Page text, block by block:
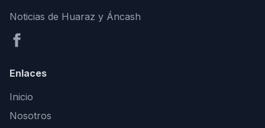
Noticias de Huaraz y Áncash
Enlaces
Inicio
Nosotros